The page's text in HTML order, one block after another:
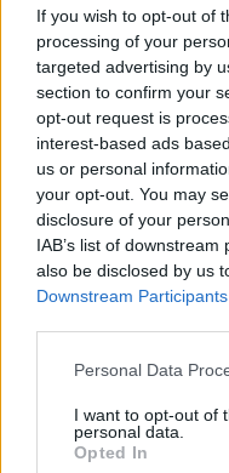
If you wish to opt-out of
processing of your
targeted advertising by
section to confirm your
opt-out request is
interest-based ads
us or personal
your opt-out. You may
disclosure of your
IAB’s list of
also be disclosed by us
Downstream Participants
Please note that this
not limited to your visit
grant or deny consent
use your data for below
Personal Data
I want to opt-out of
personal data.
Opted In
Ford: Szívesen
sportautózásban is
Mark Rushbrook szerint
indul a hétvégén Max